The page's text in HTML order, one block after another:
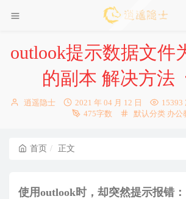
outlook提示数据文件
的副本 解决方法
博
逍遥隐士
发
布
2021 年 04 月 12 日 15393
475字数
分
默认分类 办公
首页 正文
使用outlook时，却突然提示报错：